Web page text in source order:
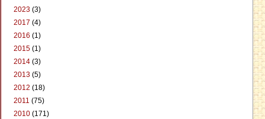
2023 (3)
2017 (4)
2016 (1)
2015 (1)
2014 (3)
2013 (5)
2012 (18)
2011 (75)
2010 (171)